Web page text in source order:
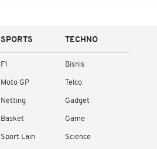
SPORTS
F1
Moto GP
Netting
Basket
Sport Lain
TECHNO
Bisnis
Telco
Gadget
Game
Science